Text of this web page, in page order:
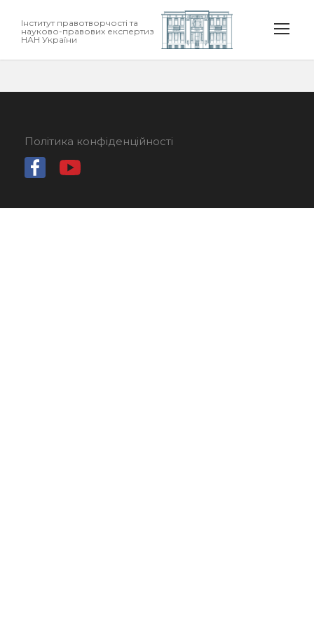
Інститут правотворчості та
науково-правових експертиз
НАН України
Політика конфіденційності